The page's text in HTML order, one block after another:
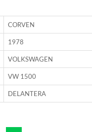
CORVEN
1978
VOLKSWAGEN
VW 1500
DELANTERA